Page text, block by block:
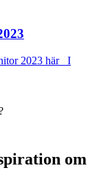
2023 här I
om